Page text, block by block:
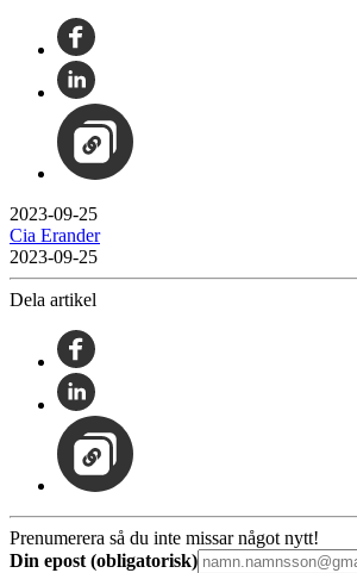
2023-09-25
Cia Erander
2023-09-25
Dela artikel
Prenumerera så du inte missar något nytt!
Din epost (obligatorisk)